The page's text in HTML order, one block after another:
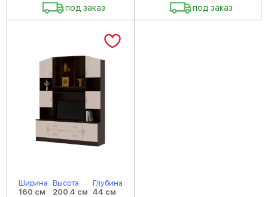
под заказ под заказ
Ширина
160 см
Высота
200.4 см
Глубина
44 см